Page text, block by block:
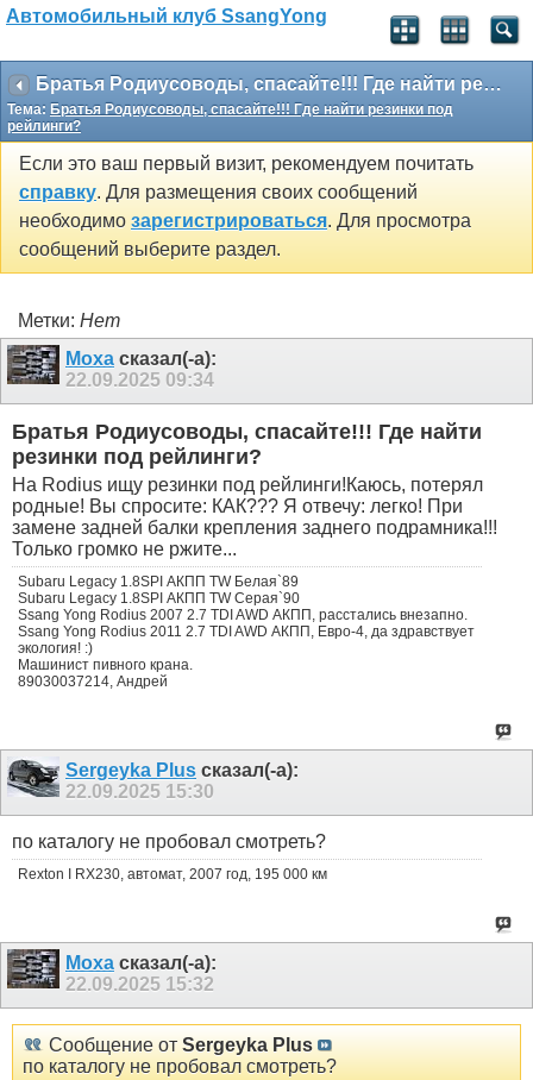
Автомобильный клуб SsangYong
Братья Родиусоводы, спасайте!!! Где найти резинки под рейлинги?
Тема: Братья Родиусоводы, спасайте!!! Где найти резинки под
рейлинги?
Если это ваш первый визит, рекомендуем почитать
справку. Для размещения своих сообщений
необходимо зарегистрироваться. Для просмотра
сообщений выберите раздел.
Метки: Нет
Moxa сказал(-а):
22.09.2025 09:34
Братья Родиусоводы, спасайте!!! Где найти
резинки под рейлинги?
На Rodius ищу резинки под рейлинги!Каюсь, потерял
родные! Вы спросите: КАК??? Я отвечу: легко! При
замене задней балки крепления заднего подрамника!!!
Только громко не ржите...
Subaru Legacy 1.8SPI АКПП TW Белая`89
Subaru Legacy 1.8SPI АКПП TW Серая`90
Ssang Yong Rodius 2007 2.7 TDI AWD АКПП, расстались внезапно.
Ssang Yong Rodius 2011 2.7 TDI AWD АКПП, Евро-4, да здравствует
экология! :)
Машинист пивного крана.
89030037214, Андрей
Sergeyka Plus сказал(-а):
22.09.2025 15:30
по каталогу не пробовал смотреть?
Rexton I RX230, автомат, 2007 год, 195 000 км
Moxa сказал(-а):
22.09.2025 15:32
Сообщение от Sergeyka Plus
по каталогу не пробовал смотреть?